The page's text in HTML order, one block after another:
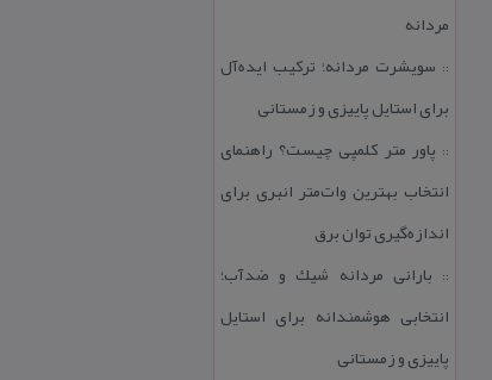
مردانه
:: سویشرت مردانه؛ تركیب ایده‌آل
برای استایل پاییزی و زمستانی
:: پاور متر كلمپی چیست؟ راهنمای
انتخاب بهترین وات‌متر انبری برای
اندازه‌گیری توان برق
:: بارانی مردانه شیك و ضدآب؛
انتخابی هوشمندانه برای استایل
پاییزی و زمستانی